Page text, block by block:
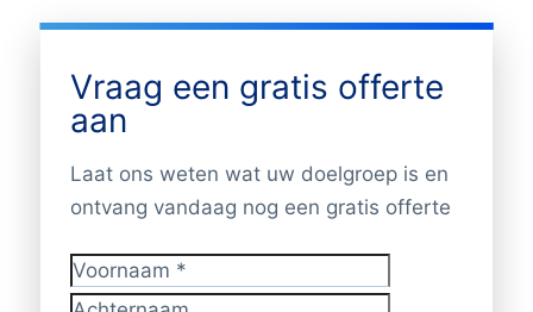
Vraag een gratis offerte
aan
Laat ons weten wat uw doelgroep is en
ontvang vandaag nog een gratis offerte
Voornaam*